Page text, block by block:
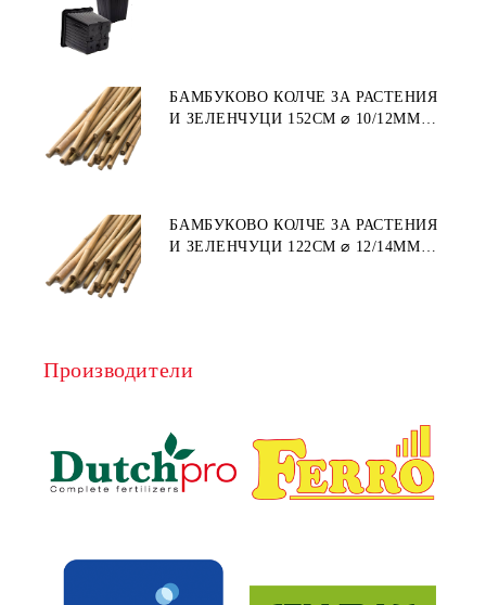
БАМБУКОВО КОЛЧЕ ЗА РАСТЕНИЯ
И ЗЕЛЕНЧУЦИ 152СМ ⌀ 10/12ММ
БАМБУКОВО КОЛЧЕ ЗА РАСТЕНИЯ
И ЗЕЛЕНЧУЦИ 122СМ ⌀ 12/14ММ
Производители